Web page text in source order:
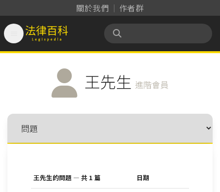
關於我們 作者群
法律百科 Legispedia
王先生 進階會員
王先生的問題 — 共 1 篇 日期